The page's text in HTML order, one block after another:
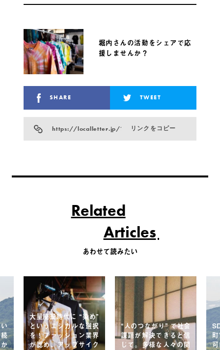
堀内さんの活動をシェアで応
援しませんか？
SHARE TWEET
https://localletter.jp/?p=16071リンクをコピー
Related
Articles
あわせて読みたい
大量廃棄時代に “染め”
というエシカルな選択
を！ファッション業界
が認め、アップサイク
“人のつながり” で社会
課題が解決できると信
じて。多様な人々の関